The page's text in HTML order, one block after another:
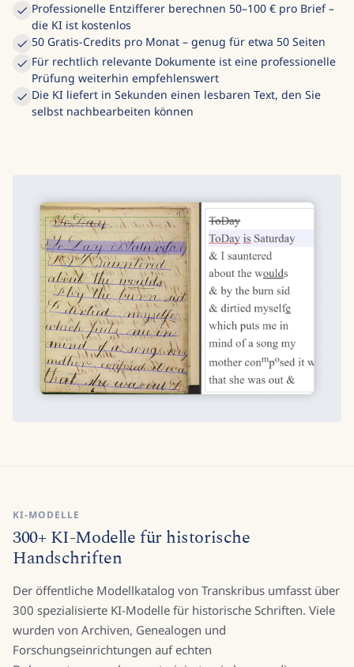
Professionelle Entzifferer berechnen 50–100 € pro Brief –
die KI ist kostenlos
50 Gratis-Credits pro Monat – genug für etwa 50 Seiten
Für rechtlich relevante Dokumente ist eine professionelle
Prüfung weiterhin empfehlenswert
Die KI liefert in Sekunden einen lesbaren Text, den Sie
selbst nachbearbeiten können
KI-MODELLE
300+ KI-Modelle für historische
Handschriften
Der öffentliche Modellkatalog von Transkribus umfasst über
300 spezialisierte KI-Modelle für historische Schriften. Viele
wurden von Archiven, Genealogen und
Forschungseinrichtungen auf echten